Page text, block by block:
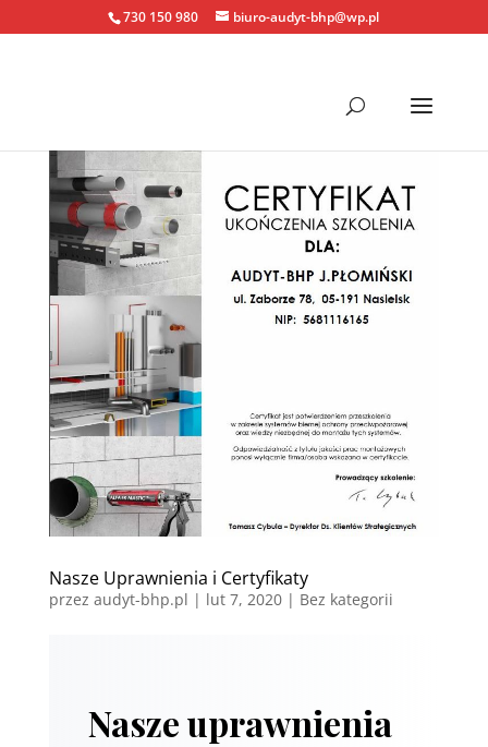
730 150 980 biuro-audyt-bhp@wp.pl
Nasze Uprawnienia i Certyfikaty
przez audyt-bhp.pl | lut 7, 2020| Bez kategorii
Nasze uprawnienia